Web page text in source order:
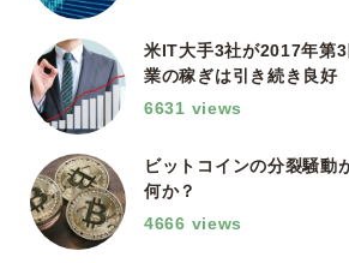
米IT大手3社が2017年第
業の稼ぎは引き続き良好
6631 views
ビットコインの分裂騒動
何か？
4666 views